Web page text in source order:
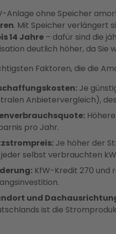
Anlage ohne Speicher
. Mit Speicher verlängert
14 Jahre – dafür sind die
deutlich höher, da Sie
Faktoren, die die
Je
Anbietervergleich),
pro Jahr.
Je höher der
selbst verbrauchten
KfW-Kredit 270 und
und
ist die